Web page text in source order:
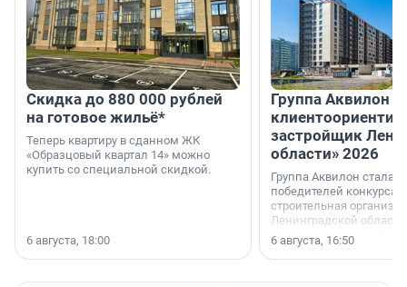
Скидка до 880 000 рублей
на готовое жильё*
Теперь квартиру в сданном ЖК
«Образцовый квартал 14» можно
купить со специальной скидкой.
6 августа, 18:00
Группа Аквилон
застройщик
области» 2026
Группа Аквилон стала
победителей конкурса
строительная
Ленинградской области
номинации «Самый
застройщик
области».
6 августа, 16:50